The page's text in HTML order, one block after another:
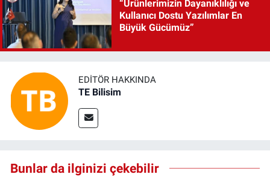
“Ürünlerimizin Dayanıklılığı ve
Kullanıcı Dostu Yazılımlar En
Büyük Gücümüz”
EDITÖR HAKKINDA
TE Bilisim
Bunlar da ilginizi çekebilir